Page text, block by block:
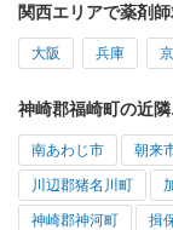
関西エリアで薬剤
大阪 兵庫
神崎郡福崎町の近
南あわじ市 朝来
川辺郡猪名川町
神崎郡神河町 揖